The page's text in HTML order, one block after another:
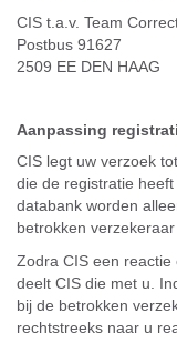
CIS t.a.v. Team
Postbus 91627
2509 EE DEN HAAG
Aanpassing
CIS legt uw verzoek
die de registratie
databank worden
betrokken
Zodra CIS een reactie
deelt CIS die met u.
bij de betrokken
rechtstreeks naar u